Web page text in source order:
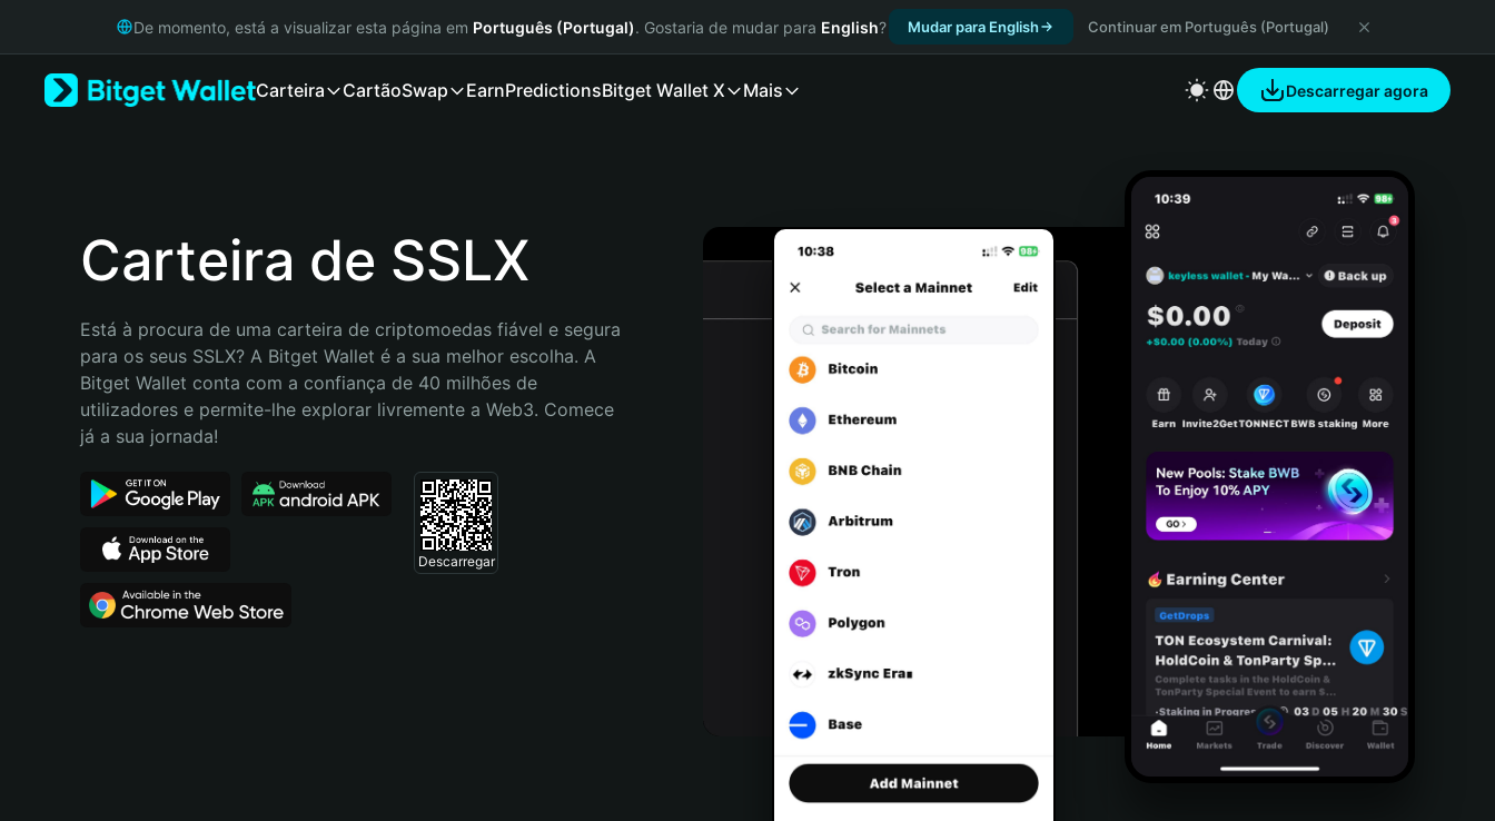
Русский
Bahasa Indonesia
Español (Argentina)
De momento, está a visualizar esta página em Português (Portugal). Gostaria de mudar para English? Mudar para English Continuar em Português (Portugal)
Carteira CartãoSwap EarnPredictionsBitget Wallet X Mais Descarregar agora
Carteira de SSLX
Está à procura de uma carteira de criptomoedas fiável e segura
para os seus SSLX? A Bitget Wallet é a sua melhor escolha. A
Bitget Wallet conta com a confiança de 40 milhões de
utilizadores e permite-lhe explorar livremente a Web3. Comece
já a sua jornada!
Descarregar